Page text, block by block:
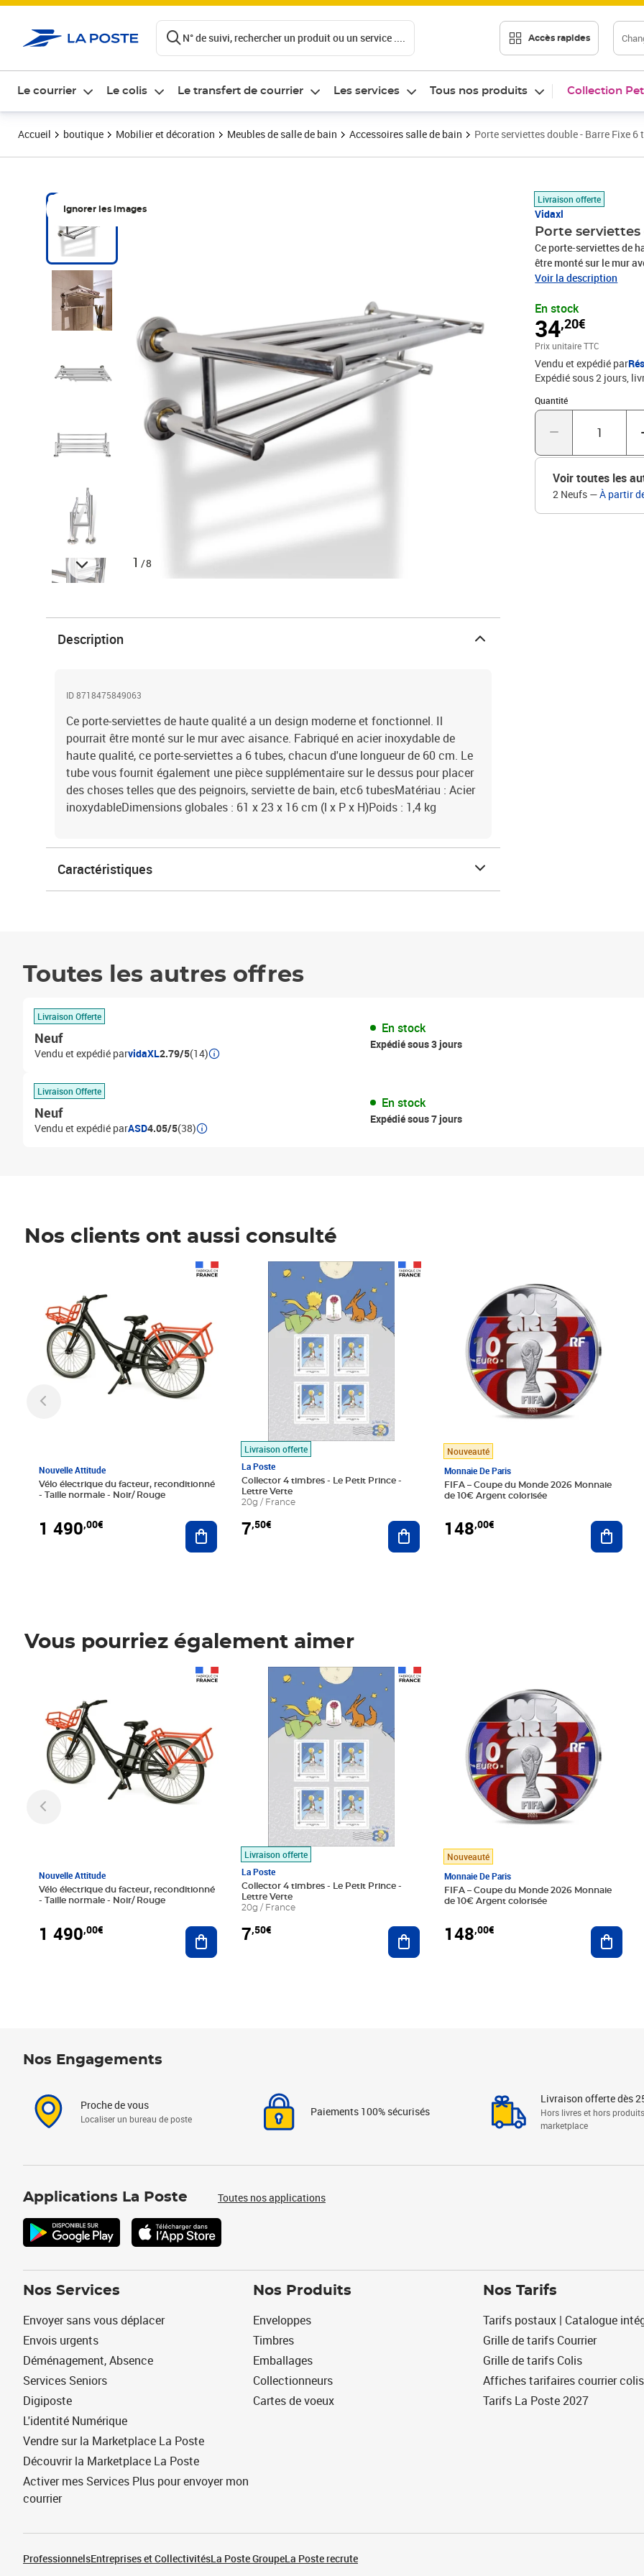
N° de suivi, rechercher un produit ou un service .... Accès rapides
Le courrier Le colis Le transfert de courrier Les services Tous nos produits Collection
Accueil boutique Mobilier et décoration Meubles de salle de bain Accessoires salle de bain Porte serviettes double - Barre Fixe 6
Ignorer les images
1 /8
Livraison offerte
Vidaxl
Porte
Ce porte-serviettes de
être monté sur le mur
porte-serviettes a 6
des peignoirs, serviette
globales : 61 x 23 x 16
Voir la description
En stock
34,20€
Prix 34,20€
Prix unitaire TTC
Vendu et expédié par
Expédié sous 2 jours
Quantité
Quantité : 1
Voir toutes les
2 Neufs —À partir
Description
ID 8718475849063
Ce porte-serviettes de haute qualité a un design moderne et fonctionnel. Il
pourrait être monté sur le mur avec aisance. Fabriqué en acier inoxydable de
haute qualité, ce porte-serviettes a 6 tubes, chacun d'une longueur de 60 cm. Le
tube vous fournit également une pièce supplémentaire sur le dessus pour placer
des choses telles que des peignoirs, serviette de bain, etc6 tubesMatériau : Acier
inoxydableDimensions globales : 61 x 23 x 16 cm (l x P x H)Poids : 1,4 kg
Caractéristiques
Toutes les autres offres
Livraison Offerte
Neuf
Vendu et expédié parvidaXL2.79/5(14)
En stock
Expédié sous 3 jours
Livraison Offerte
Neuf
Vendu et expédié parASD4.05/5(38)
En stock
Expédié sous 7 jours
Nos clients ont aussi consulté
Nouvelle Attitude
Vélo électrique du facteur, reconditionné
- Taille normale - Noir/ Rouge
1 490,00€ Ajouter au panier
Livraison offerte
La Poste
Collector 4 timbres - Le Petit Prince -
Lettre Verte
20g / France
7,50€
Prix 7,50€
Ajouter au panier
Nouveauté
Monnaie De Paris
FIFA – Coupe du Monde 2026 Monnaie
de 10€ Argent colorisée
148,00€
Vous pourriez également aimer
Nouvelle Attitude
Vélo électrique du facteur, reconditionné
- Taille normale - Noir/ Rouge
1 490,00€ Ajouter au panier
Livraison offerte
La Poste
Collector 4 timbres - Le Petit Prince -
Lettre Verte
20g / France
7,50€
Prix 7,50€
Ajouter au panier
Nouveauté
Monnaie De Paris
FIFA – Coupe du Monde 2026 Monnaie
de 10€ Argent colorisée
148,00€
Nos Engagements
Proche de vous
Localiser un bureau de poste
Paiements 100% sécurisés
Livraison offerte dès
Hors livres et hors produits
marketplace
Applications La Poste Toutes nos applications
Nos Services
Envoyer sans vous déplacer
Envois urgents
Déménagement, Absence
Services Seniors
Digiposte
L'identité Numérique
Vendre sur la Marketplace La Poste
Découvrir la Marketplace La Poste
Activer mes Services Plus pour envoyer mon
courrier
Nos Produits
Enveloppes
Timbres
Emballages
Collectionneurs
Cartes de voeux
Nos Tarifs
Tarifs postaux | Catalogue
Grille de tarifs Courrier
Grille de tarifs Colis
Affiches tarifaires courrier colis
Tarifs La Poste 2027
ProfessionnelsEntreprises et CollectivitésLa Poste GroupeLa Poste recrute